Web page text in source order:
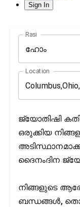
Sign In
Rasi
ഹോം
Location
ജ്യോതിഷി
ഒരുക്കിയ
ദൈനംദിന
നിങ്ങളുടെ
ബന്ധങ്ങൾ,